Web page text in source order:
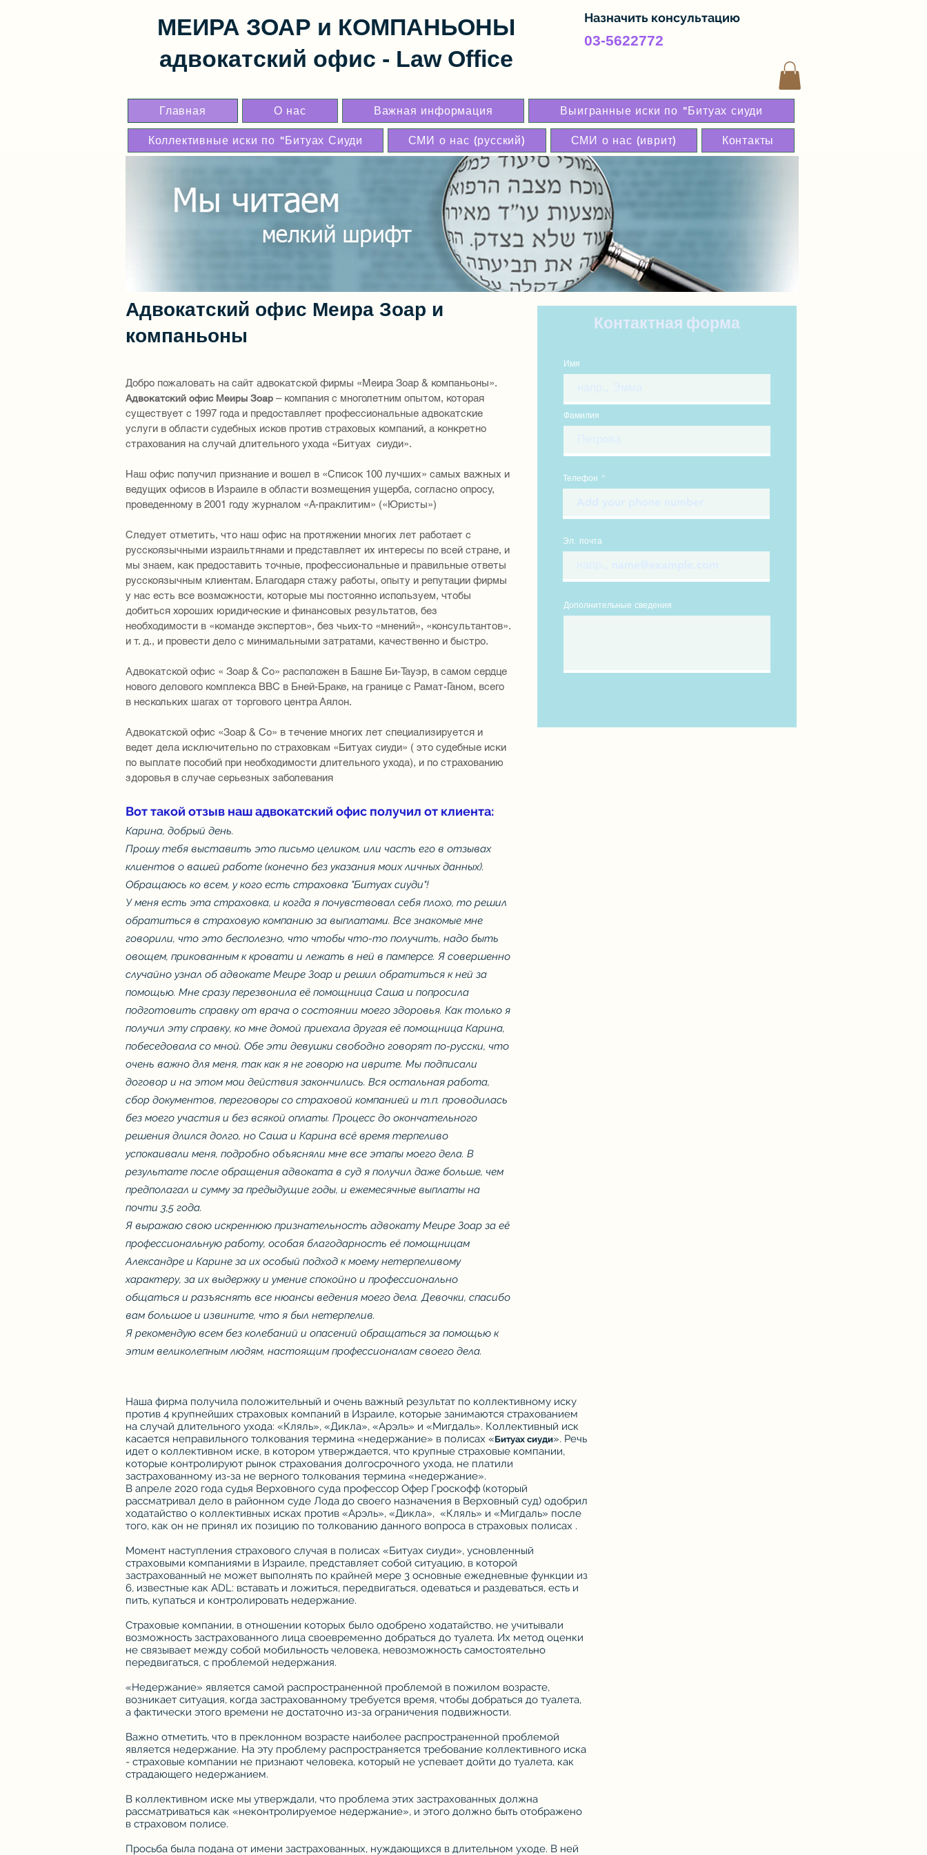
МЕИРА ЗОАР и КОМПАНЬОНЫ
адвокатский офис - Law Office
Назначить консультацию
03-5622772
Главная О нас Важная информация Выигранные иски по "Битуах сиуди
Коллективные иски по "Битуах Сиуди СМИ о нас (русский) СМИ о нас (иврит) Контакты
Адвокатский офис Меира Зоар и
компаньоны
Добро пожаловать на сайт адвокатской фирмы «Меира Зоар & компаньоны».
Адвокатский офис Меиры Зоар – компания с многолетним опытом, которая
существует с 1997 года и предоставляет профессиональные адвокатские
услуги в области судебных исков против страховых компаний, а конкретно
страхования на случай длительного ухода «Битуах сиуди».
Наш офис получил признание и вошел в «Список 100 лучших» самых важных и
ведущих офисов в Израиле в области возмещения ущерба, согласно опросу,
проведенному в 2001 году журналом «А-праклитим» («Юристы»)
Следует отметить, что наш офис на протяжении многих лет работает с
русскоязычными израильтянами и представляет их интересы по всей стране, и
мы знаем, как предоставить точные, профессиональные и правильные ответы
русскоязычным клиентам. Благодаря стажу работы, опыту и репутации фирмы
у нас есть все возможности, которые мы постоянно используем, чтобы
добиться хороших юридические и финансовых результатов, без
необходимости в «команде экспертов», без чьих-то «мнений», «консультантов».
и т. д., и провести дело с минимальными затратами, качественно и быстро.
Адвокатской офис « Зоар & Co» расположен в Башне Би-Тауэр, в самом сердце
нового делового комплекса BBC в Бней-Браке, на границе с Рамат-Ганом, всего
в нескольких шагах от торгового центра Аялон.
Адвокатской офис «Зоар & Co» в течение многих лет специализируется и
ведет дела исключительно по страховкам «Битуах сиуди» ( это судебные иски
по выплате пособий при необходимости длительного ухода), и по страхованию
здоровья в случае серьезных заболевания
Вот такой отзыв наш адвокатский офис получил от клиента:
Карина, добрый день.
Прошу тебя выставить это письмо целиком, или часть его в отзывах
клиентов о вашей работе (конечно без указания моих личных данных).
Обращаюсь ко всем, у кого есть страховка "Битуах сиуди"!
У меня есть эта страховка, и когда я почувствовал себя плохо, то решил
обратиться в страховую компанию за выплатами. Все знакомые мне
говорили, что это бесполезно, что чтобы что-то получить, надо быть
овощем, прикованным к кровати и лежать в ней в памперсе. Я совершенно
случайно узнал об адвокате Меире Зоар и решил обратиться к ней за
помощью. Мне сразу перезвонила её помощница Саша и попросила
подготовить справку от врача о состоянии моего здоровья. Как только я
получил эту справку, ко мне домой приехала другая её помощница Карина,
побеседовала со мной. Обе эти девушки свободно говорят по-русски, что
очень важно для меня, так как я не говорю на иврите. Мы подписали
договор и на этом мои действия закончились. Вся остальная работа,
сбор документов, переговоры со страховой компанией и т.п. проводилась
без моего участия и без всякой оплаты. Процесс до окончательного
решения длился долго, но Саша и Карина всё время терпеливо
успокаивали меня, подробно объясняли мне все этапы моего дела. В
результате после обращения адвоката в суд я получил даже больше, чем
предполагал и сумму за предыдущие годы, и ежемесячные выплаты на
почти 3,5 года.
Я выражаю свою искреннюю признательность адвокату Меире Зоар за её
профессиональную работу, особая благодарность её помощницам
Александре и Карине за их особый подход к моему нетерпеливому
характеру, за их выдержку и умение спокойно и профессионально
общаться и разъяснять все нюансы ведения моего дела. Девочки, спасибо
вам большое и извините, что я был нетерпелив.
Я рекомендую всем без колебаний и опасений обращаться за помощью к
этим великолепным людям, настоящим профессионалам своего дела.
Контактная форма
Имя
Фамилия
Телефон
Эл. почта
Дополнительные сведения
Наша фирма получила положительный и очень важный результат по коллективному иску
против 4 крупнейших страховых компаний в Израиле, которые занимаются страхованием
на случай длительного ухода: «Кляль», «Дикла», «Арэль» и «Мигдаль». Коллективный иск
касается неправильного толкования термина «недержание» в полисах «Битуах сиуди». Речь
идет о коллективном иске, в котором утверждается, что крупные страховые компании,
которые контролируют рынок страхования долгосрочного ухода, не платили
застрахованному из-за не верного толкования термина «недержание».
В апреле 2020 года судья Верховного суда профессор Офер Гроскофф (который
рассматривал дело в районном суде Лода до своего назначения в Верховный суд) одобрил
ходатайство о коллективных исках против «Арэль», «Дикла», «Кляль» и «Мигдаль» после
того, как он не принял их позицию по толкованию данного вопроса в страховых полисах .
Момент наступления страхового случая в полисах «Битуах сиуди», усновленный
страховыми компаниями в Израиле, представляет собой ситуацию, в которой
застрахованный не может выполнять по крайней мере 3 основные ежедневные функции из
6, известные как ADL: вставать и ложиться, передвигаться, одеваться и раздеваться, есть и
пить, купаться и контролировать недержание.
Страховые компании, в отношении которых было одобрено ходатайство, не учитывали
возможность застрахованного лица своевременно добраться до туалета. Их метод оценки
не связывает между собой мобильность человека, невозможность самостоятельно
передвигаться, с проблемой недержания.
«Недержание» является самой распространенной проблемой в пожилом возрасте,
возникает ситуация, когда застрахованному требуется время, чтобы добраться до туалета,
а фактически этого времени не достаточно из-за ограничения подвижности.
Важно отметить, что в преклонном возрасте наиболее распространенной проблемой
является недержание. На эту проблему распространяется требование коллективного иска
- страховые компании не признают человека, который не успевает дойти до туалета, как
страдающего недержанием.
В коллективном иске мы утверждали, что проблема этих застрахованных должна
рассматриваться как «неконтролируемое недержание», и этого должно быть отображено
в страховом полисе.
Просьба была подана от имени застрахованных, нуждающихся в длительном уходе. В ней